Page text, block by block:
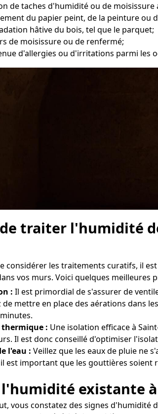
de taches d'humidité ou de
du papier peint, de la peinture ou
hâtive du bois, tel que le parquet;
de moisissure ou de renfermé;
d'allergies ou d'irritations parmi les
traiter l'humidité
considérer les traitements curatifs, il
vos murs. Voici quelques
: Il est primordial de s'assurer de
de mettre en place des aérations dans
: Une isolation efficace à
Il est donc conseillé d'optimiser
l'eau : Veillez que les eaux de pluie ne
est important que les gouttières soient
l'humidité existante
vous constatez des signes d'humidité